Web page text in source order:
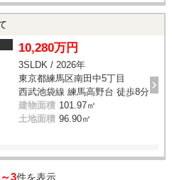
10,280万円
3SLDK / 2026年
東京都練馬区南田中5丁目
西武池袋線 練馬高野台 徒歩8分
建物面積 101.97㎡
土地面積 96.90㎡
3件を表示